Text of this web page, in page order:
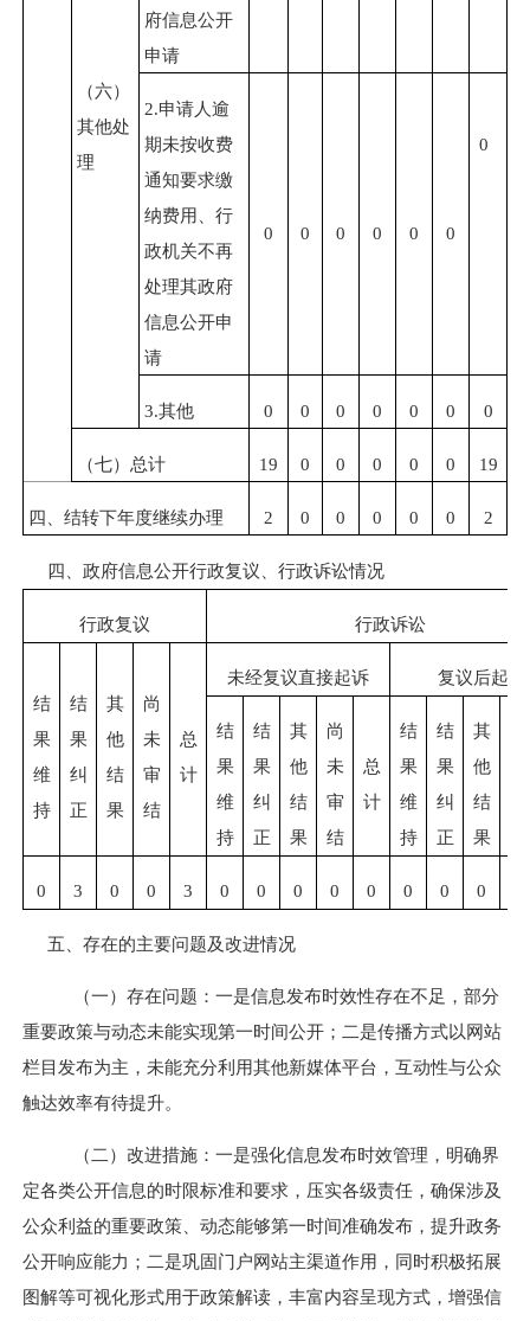
（六）
其他处
理
府信息公开
申请
2.申请人逾
期未按收费
通知要求缴
纳费用、行
政机关不再
处理其政府
信息公开申
请
0 0 0 0 0 0
0
3.其他 0 0 0 0 0 0 0
（七）总计 19 0 0 0 0 0 19
四、结转下年度继续办理 2 0 0 0 0 0 2
四、政府信息公开行政复议、行政诉讼情况
行政复议 行政诉讼
结
果
维
持
结
果
纠
正
其
他
结
果
尚
未
审
结
总
计
未经复议直接起诉 复议后起诉
结
果
维
持
结
果
纠
正
其
他
结
果
尚
未
审
结
总
计
结
果
维
持
结
果
纠
正
其
他
结
果
0 3 0 0 3 0 0 0 0 0 0 0 0
五、存在的主要问题及改进情况
（一）存在问题： 一是信息发布时效性存在不足 ，部分
重要政策与动态未能实现第一时间公开 ；二是传播方式以网站
栏目发布为主，未能充分利用其他新媒体平台，互动性与公众
触达效率有待提升。
（二）改进措施： 一是强化信息发布时效管理，明确界
定各类公开信息的时限标准和要求，压实各级责任，确保涉及
公众利益的重要政策、动态能够第一时间准确发布，提升政务
公开响应能力；二是巩固门户网站主渠道作用，同时积极拓展
图解等可视化形式用于政策解读，丰富内容呈现方式，增强信